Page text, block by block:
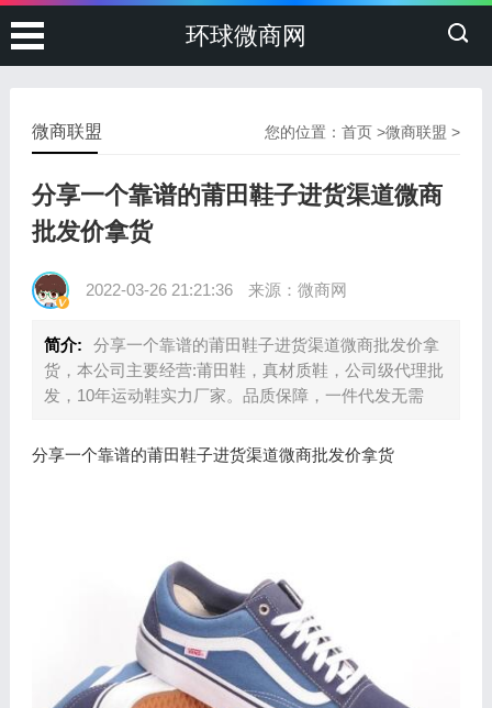
环球微商网
您的位置：首页 >微商联盟 >
微商联盟
分享一个靠谱的莆田鞋子进货渠道微商
批发价拿货
2022-03-26 21:21:36 来源：微商网
简介:
分享一个靠谱的莆田鞋子进货渠道微商批发价拿
货，本公司主要经营:莆田鞋，真材质鞋，公司级代理批
发，10年运动鞋实力厂家。品质保障，一件代发无需
分享一个靠谱的莆田鞋子进货渠道微商批发价拿货